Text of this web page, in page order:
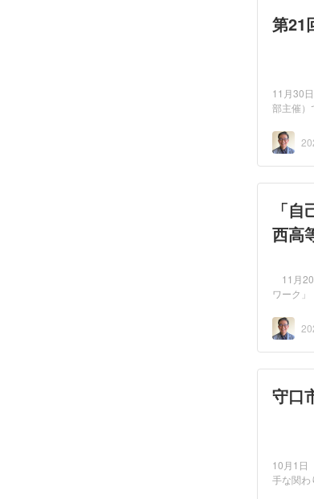
第21
11月30
部主催）
「
西高
11月20
ワーク
守口
10月1日
手な関